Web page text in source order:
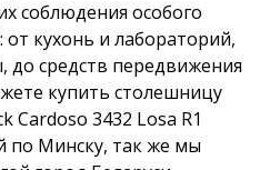
соблюдения особого
от кухонь и лабораторий,
до средств передвижения
купить столешницу
Cardoso 3432 Losa R1
по Минску, так же мы